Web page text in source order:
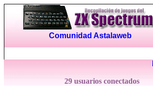
Comunidad Astalaweb
29 usuarios conectados